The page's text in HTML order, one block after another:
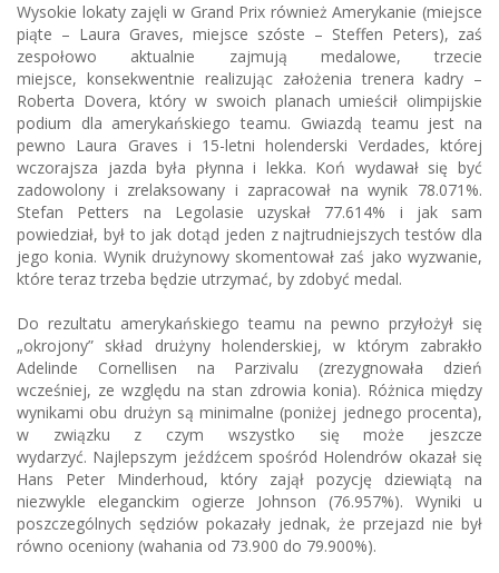
Wysokie lokaty zajęli w Grand Prix również Amerykanie (miejsce
piąte – Laura Graves, miejsce szóste – Steffen Peters), zaś
zespołowo aktualnie zajmują medalowe, trzecie
miejsce, konsekwentnie realizując założenia trenera kadry –
Roberta Dovera, który w swoich planach umieścił olimpijskie
podium dla amerykańskiego teamu. Gwiazdą teamu jest na
pewno Laura Graves i 15-letni holenderski Verdades, której
wczorajsza jazda była płynna i lekka. Koń wydawał się być
zadowolony i zrelaksowany i zapracował na wynik 78.071%.
Stefan Petters na Legolasie uzyskał 77.614% i jak sam
powiedział, był to jak dotąd jeden z najtrudniejszych testów dla
jego konia. Wynik drużynowy skomentował zaś jako wyzwanie,
które teraz trzeba będzie utrzymać, by zdobyć medal.
Do rezultatu amerykańskiego teamu na pewno przyłożył się
„okrojony” skład drużyny holenderskiej, w którym zabrakło
Adelinde Cornellisen na Parzivalu (zrezygnowała dzień
wcześniej, ze względu na stan zdrowia konia). Różnica między
wynikami obu drużyn są minimalne (poniżej jednego procenta),
w związku z czym wszystko się może jeszcze
wydarzyć. Najlepszym jeźdźcem spośród Holendrów okazał się
Hans Peter Minderhoud, który zajął pozycję dziewiątą na
niezwykle eleganckim ogierze Johnson (76.957%). Wyniki u
poszczególnych sędziów pokazały jednak, że przejazd nie był
równo oceniony (wahania od 73.900 do 79.900%).